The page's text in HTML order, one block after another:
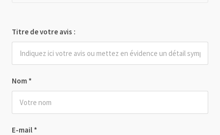
Nom *
E-mail *
Titre de votre avis :